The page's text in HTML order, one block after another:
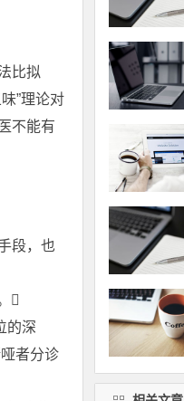
比拟
”理论对
不能有
段，也

的深
者分诊